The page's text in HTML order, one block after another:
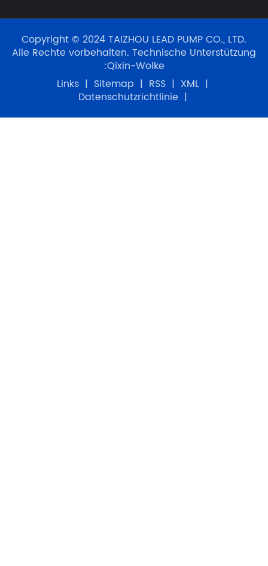
Copyright © 2024 TAIZHOU LEAD PUMP CO., LTD.
Alle Rechte vorbehalten. Technische Unterstützung
:Qixin-Wolke
Links | Sitemap | RSS | XML |
Datenschutzrichtlinie |